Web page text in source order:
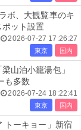
ボ、大観覧車のキ
ポット設置
2026-07-27 17:26:27
東京 国内
山泊小籠湯包」
も多数
2026-07-24 18:22:41
東京 国内
トーキョー」新宿